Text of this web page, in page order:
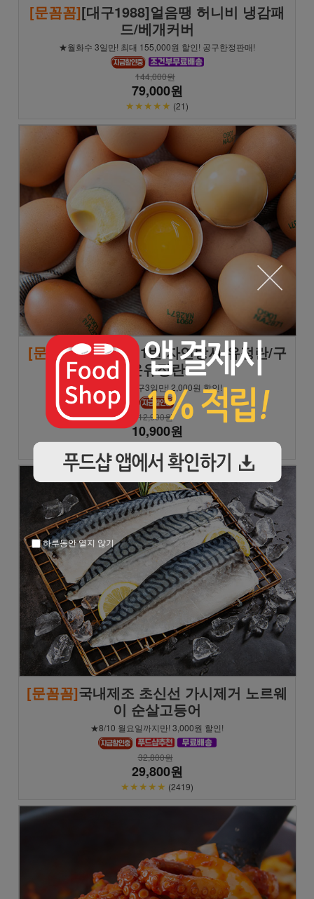
[문꼼꼼][대구1988]얼음땡 허니비 냉감패
드/베개커버
★월화수 3일만! 최대 155,000원 할인! 공구한정판매!
144,000원
79,000원
★★★★★ (21)
[문꼼꼼]난각번호 1번 자연방사 유정란/구
운유정란
★일월화 공구3일만! 2,000원 할인!
12,900원
10,900원
★★★★★(162)
[문꼼꼼]국내제조 초신선 가시제거 노르웨
이 순살고등어
★8/10 월요일까지만! 3,000원 할인!
32,800원
29,800원
★★★★★ (2419)
하루동안 열지 않기